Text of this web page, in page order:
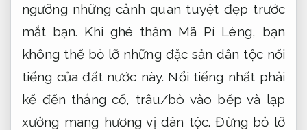
ngưỡng những cảnh quan tuyệt đẹp trước
mắt bạn. Khi ghé thăm Mã Pí Lèng, bạn
không thể bỏ lỡ những đặc sản dân tộc nổi
tiếng của đất nước này. Nổi tiếng nhất phải
kể đến thắng cố, trâu/bò vào bếp và lạp
xưởng mang hương vị dân tộc. Đừng bỏ lỡ